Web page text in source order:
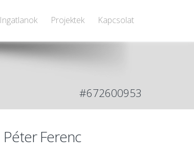
Ingatlanok Projektek Kapcsolat
#672600953
Péter Ferenc